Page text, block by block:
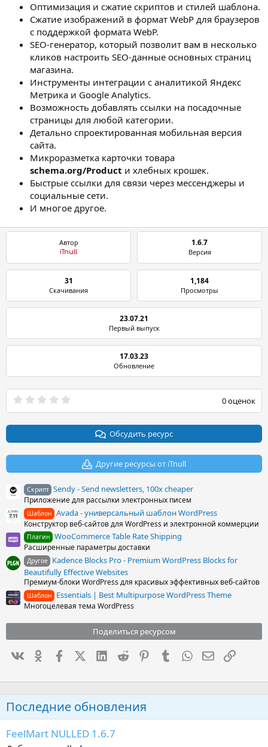
Оптимизация и сжатие скриптов и стилей шаблона.
Сжатие изображений в формат WebP для браузеров
с поддержкой формата WebP.
SEO-генератор, который позволит вам в несколько
кликов настроить SEO-данные основных страниц
магазина.
Инструменты интеграции с аналитикой Яндекс
Метрика и Google Analytics.
Возможность добавлять ссылки на посадочные
страницы для любой категории.
Детально спроектированная мобильная версия
сайта.
Микроразметка карточки товара
schema.org/Product и хлебных крошек.
Быстрые ссылки для связи через мессенджеры и
социальные сети.
И многое другое.
Автор
iTnull
1.6.7
Версия
31
Скачивания
1,184
Просмотры
23.07.21
Первый выпуск
17.03.23
Обновление
0
0
в
з
0 оценок
Обсудить ресурс
Другие ресурсы от iTnull
Скрипт Sendy - Send newsletters, 100x cheaper
Приложение для рассылки электронных писем
Шаблон Avada - универсальный шаблон WordPress
Конструктор веб-сайтов для WordPress и электронной коммерции
Плагин WooCommerce Table Rate Shipping
Расширенные параметры доставки
Другое Kadence Blocks Pro - Premium WordPress Blocks for
Beautifully Effective Websites
Премиум-блоки WordPress для красивых эффективных веб-сайтов
Шаблон Essentials | Best Multipurpose WordPress Theme
Многоцелевая тема WordPress
Поделиться ресурсом
ВконтактеОдноклассники
FacebookX (Twitter)LinkedIn
Reddit PinterestTumblrWhatsAppСсылка
Последние обновления
FeelMart NULLED 1.6.7